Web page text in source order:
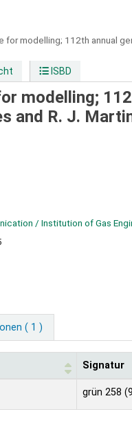
for modelling; 112th annual
ISBD
modelling;
and R. J.
/ Institution of Gas
( 1 )
Signatur
grün 258